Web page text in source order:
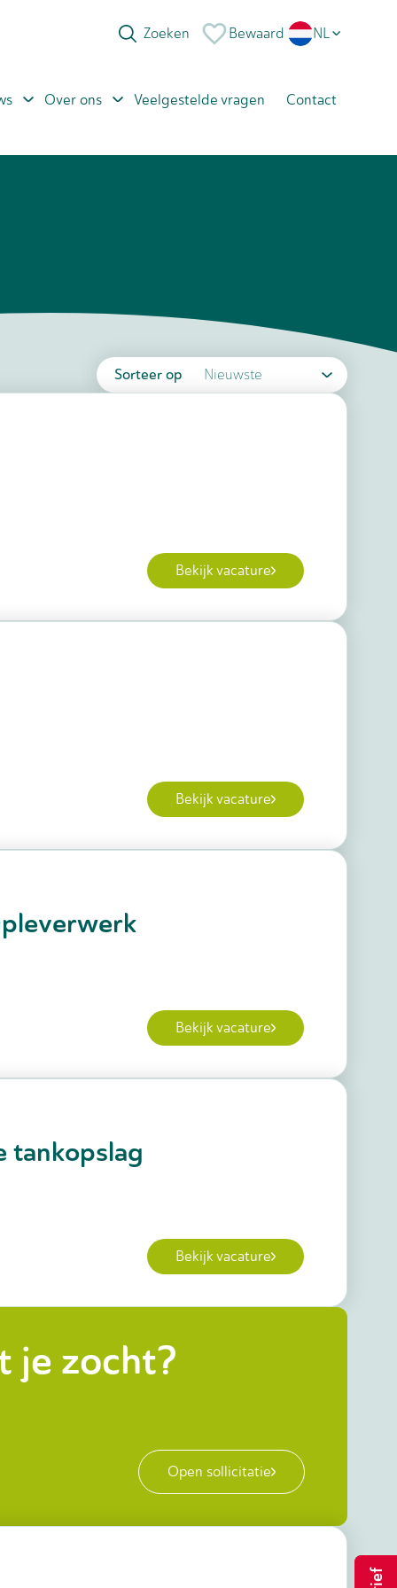
Bewaard NL
PL
Over ons Veelgestelde vragen Contact
Sorteer op
Bekijk vacature
Bekijk vacature
Bekijk vacature
tankopslag
Bekijk vacature
je zocht?
Open sollicitatie